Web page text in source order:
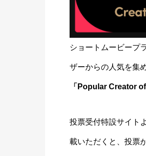
ショートムービープ
ザーからの人気を集
「Popular Creator of
投票受付特設サイト
載いただくと、投票